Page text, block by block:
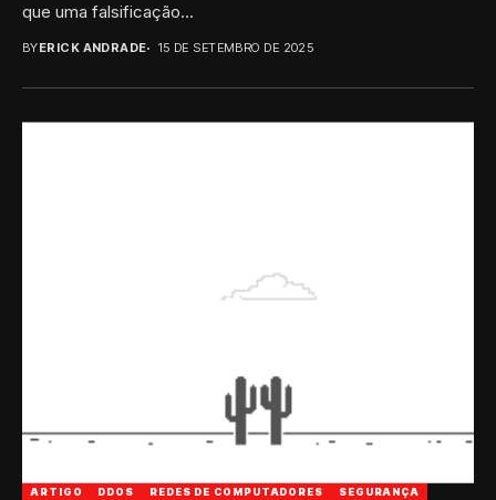
que uma falsificação...
BYERICK ANDRADE 15 DE SETEMBRO DE 2025
ARTIGO DDOS REDES DE COMPUTADORES SEGURANÇA